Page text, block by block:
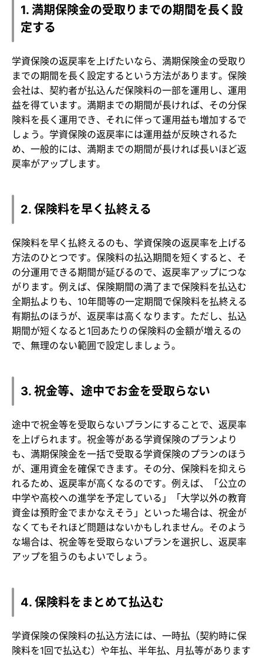
1. 満期保険金の受取りまでの期間を長く設
定する
学資保険の返戻率を上げたいなら、満期保険金の受取り
までの期間を長く設定するという方法があります。保険
会社は、契約者が払込んだ保険料の一部を運用し、運用
益を得ています。満期までの期間が長ければ、その分保
険料を長く運用でき、それに伴って運用益も増加するで
しょう。学資保険の返戻率には運用益が反映されるた
め、一般的には、満期までの期間が長ければ長いほど返
戻率がアップします。
2. 保険料を早く払終える
保険料を早く払終えるのも、学資保険の返戻率を上げる
方法のひとつです。保険料の払込期間を短くすると、そ
の分運用できる期間が延びるので、返戻率アップにつな
がります。例えば、保険期間の満了まで保険料を払込む
全期払よりも、10年間等の一定期間で保険料を払終える
有期払のほうが、返戻率は高くなります。ただし、払込
期間が短くなると1回あたりの保険料の金額が増えるの
で、無理のない範囲で設定しましょう。
3. 祝金等、途中でお金を受取らない
途中で祝金等を受取らないプランにすることで、返戻率
を上げられます。祝金等がある学資保険のプランより
も、満期保険金を一括で受取る学資保険のプランのほう
が、運用資金を確保できます。その分、保険料を抑えら
れるため、返戻率が高くなるのです。例えば、「公立の
中学や高校への進学を予定している」「大学以外の教育
資金は預貯金でまかなえそう」といった場合は、祝金が
なくてもそれほど問題はないかもしれません。そのよう
な場合は、祝金等を受取らないプランを選択し、返戻率
アップを狙うのもよいでしょう。
4. 保険料をまとめて払込む
学資保険の保険料の払込方法には、一時払（契約時に保
険料を1回で払込む）や年払、半年払、月払等があります